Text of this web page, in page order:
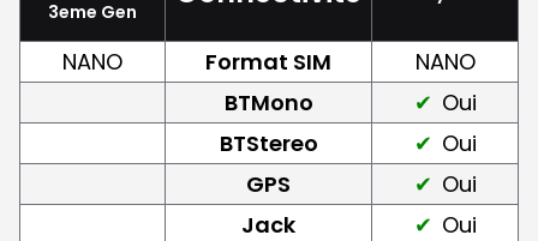
3eme Gen
NANO Format SIM
NANO
BTMono
Oui
BTStereo
Oui
GPS
Oui
Jack
Oui